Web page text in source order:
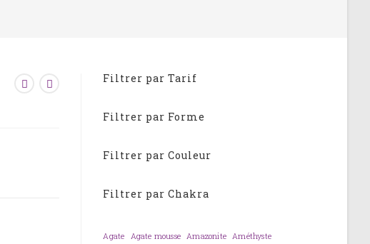
Filtrer par Tarif
Filtrer par Forme
Filtrer par Couleur
Filtrer par Chakra
Agate Agate mousse Amazonite Améthyste